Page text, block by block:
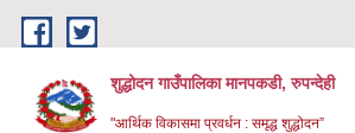
Skip to main content
शुद्धोदन गाउँपालिका मानपकडी, रुपन्देही
"आर्थिक विकासमा प्रवर्धन : समृद्ध शुद्धोदन”